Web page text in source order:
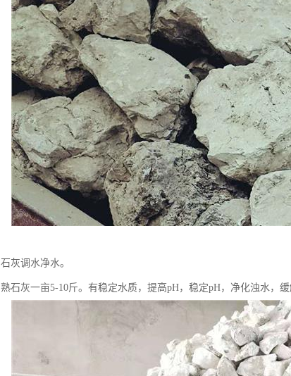
石灰调水净水。
熟石灰一亩5-10斤。有稳定水质，提高pH，稳定pH，净化浊水，